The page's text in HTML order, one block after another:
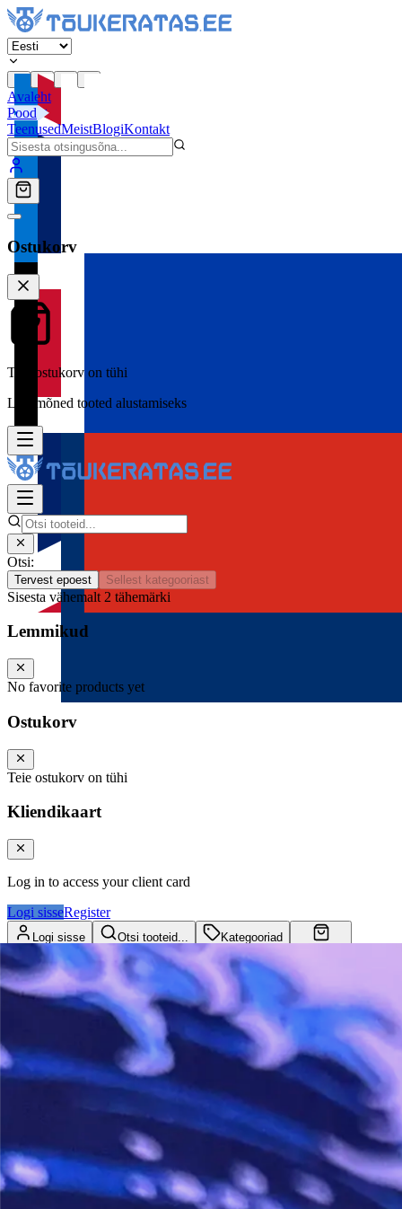
Avaleht
Pood
TeenusedMeistBlogiKontakt
Ostukorv
Teie ostukorv on tühi
Lisa mõned tooted alustamiseks
Otsi:
Tervest epoest Sellest kategooriast
Sisesta vähemalt 2 tähemärki
Lemmikud
No favorite products yet
Ostukorv
Teie ostukorv on tühi
Kliendikaart
Log in to access your client card
Logi sisseRegister
Logi sisse Otsi tooteid...
Kategooriad
Kliendikaart